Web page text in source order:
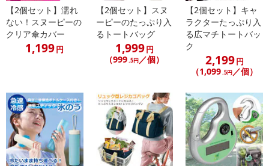
にご納得いただきましたうえでお申し込みください。
※パッケージ変更や商品リニューアル(成分など含む)等により、参考
の掲載画像や画像内のバーコードなど、お届け商品と多少異なる場
合がございます。
また、[新たな加工食品の原料原産地表示制度]の経過措置期間の終
了により、商品詳細内に記載の原産国・原材料の表記が旧表記の場
あらかじめご了承いただいた上でお申込みください。なお、本理由
によるお申込み後のキャンセル・返品交換は対応いたしかねます。
【お支払いについて】
※送料はお試し費用に含まれております。
【2個セット】濡れ
ない！スヌーピーの
クリア傘カバー
1,199円
【2個セット】スヌ
ーピーのたっぷり入
るトートバッグ
1,999円
（999.5円／個）
【2個セット】キャ
ラクターたっぷり入
る広マチトートバッ
ク
2,199円
（1,099.5円／個）